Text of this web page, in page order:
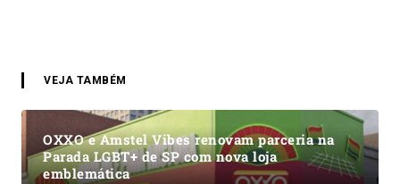
VEJA TAMBÉM
OXXO e Amstel Vibes renovam parceria na
Parada LGBT+ de SP com nova loja
emblemática